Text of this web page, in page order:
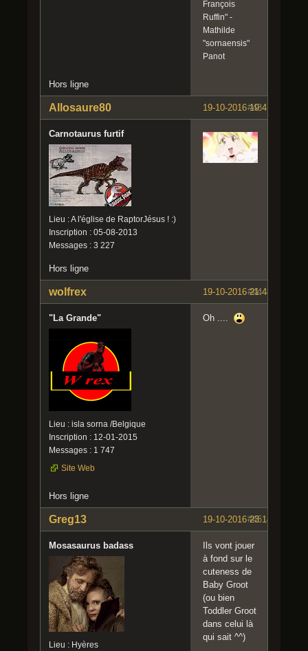
François
Ruffin" -
Mathilde
"sornaensis"
Panot
Hors ligne
#43
19-10-2016 19:41:07
Allosaure80
Carnotaurus furtif
Lieu : A l'église de RaptorJésus ! :)
Inscription : 05-08-2013
Messages : 3 227
Hors ligne
#44
19-10-2016 21:48:41
wolfrex
"La Grande"
Lieu : isla sorna /Belgique
Inscription : 12-01-2015
Messages : 1 747
Site Web
Oh ....
Hors ligne
#45
19-10-2016 23:14:14
Greg13
Mosasaurus badass
Lieu : Hyères
Ils vont jouer
à fond sur le
cuteness de
Baby Groot
(ou bien
Toddler Groot
dans celui là
qui sait ^^)